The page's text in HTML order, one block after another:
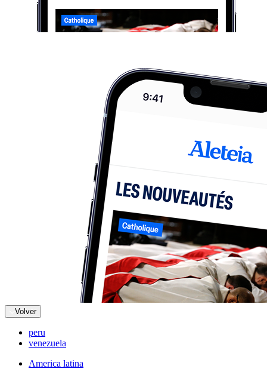
Volver
peru
venezuela
America latina